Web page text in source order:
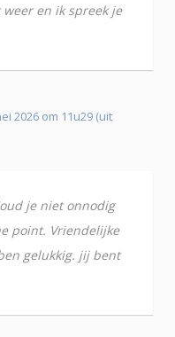
en ik spreek je
2026 om 11u29 (uit
je niet onnodig
point. Vriendelijke
gelukkig. jij bent